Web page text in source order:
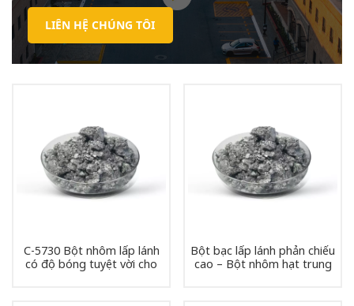
LIÊN HỆ CHÚNG TÔI
C-5730 Bột nhôm lấp lánh
có độ bóng tuyệt vời cho
Bột bạc lấp lánh phản chiếu
cao – Bột nhôm hạt trung